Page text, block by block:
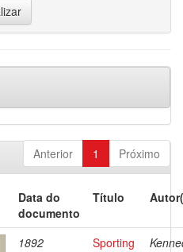
Anterior 1 Próximo
Data do
documento
Título
1892
Sporting